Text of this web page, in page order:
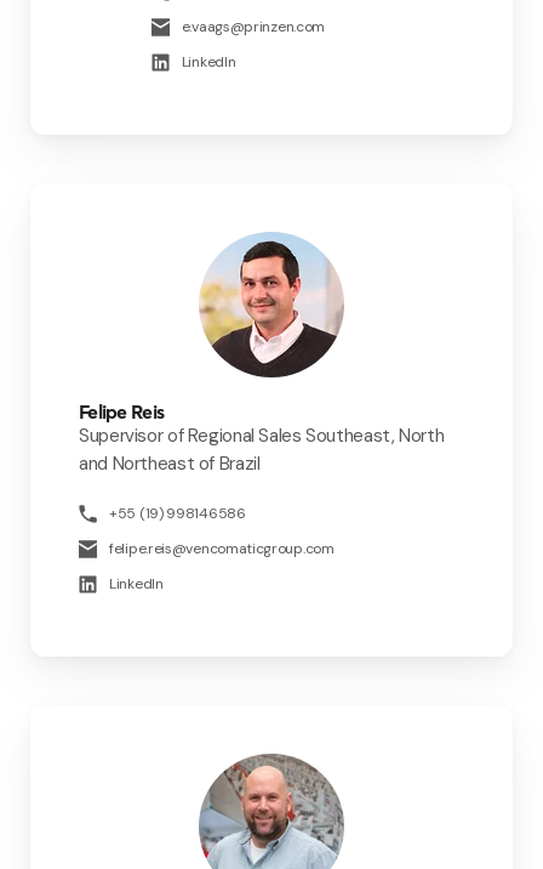
e.vaags@prinzen.com
LinkedIn
Felipe Reis
Supervisor of Regional Sales Southeast, North
and Northeast of Brazil
+55 (19) 998146586
felipe.reis@vencomaticgroup.com
LinkedIn